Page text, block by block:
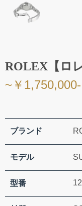
ROLEX【ロ
~￥
ブランド
モデル
型番